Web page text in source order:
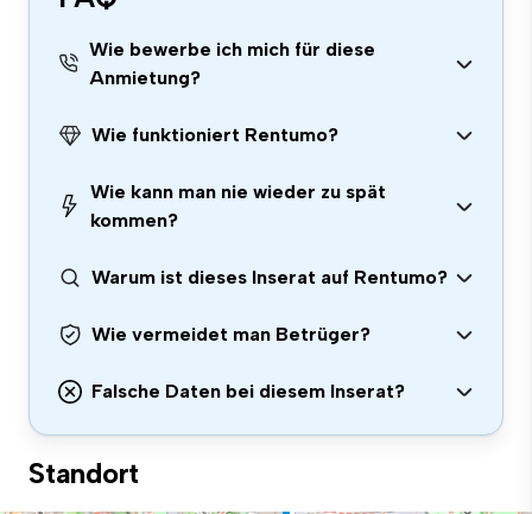
Wie bewerbe ich mich für diese
Anmietung?
Wie funktioniert Rentumo?
Wie kann man nie wieder zu spät
kommen?
Warum ist dieses Inserat auf Rentumo?
Wie vermeidet man Betrüger?
Falsche Daten bei diesem Inserat?
Standort